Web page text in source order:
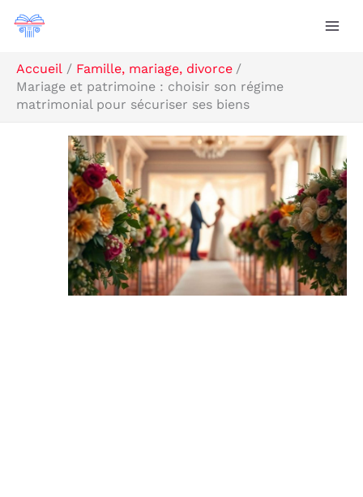
Aller
Accueil
Famille, mariage, divorce
Mariage et patrimoine : choisir son régime
matrimonial pour sécuriser ses biens
R
e
c
h